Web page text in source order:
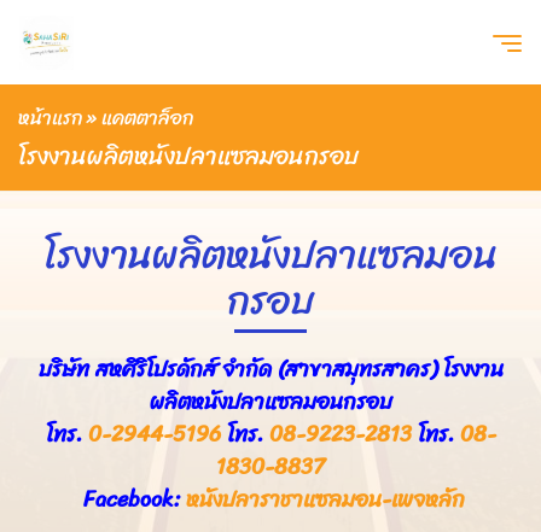
หน้าแรก»แคตตาล็อก
โรงงานผลิตหนังปลาแซลมอนกรอบ
โรงงานผลิตหนังปลาแซลมอน
กรอบ
บริษัท สหศิริโปรดักส์ จำกัด (สาขาสมุทรสาคร) โรงงาน
ผลิตหนังปลาแซลมอนกรอบ
โทร.0-2944-5196โทร.08-9223-2813โทร.08-
1830-8837
Facebook:หนังปลาราชาแซลมอน-เพจหลัก